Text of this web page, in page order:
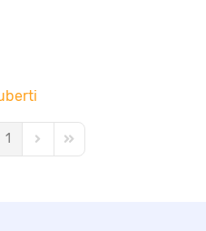
Page
1 Next PageLast Page